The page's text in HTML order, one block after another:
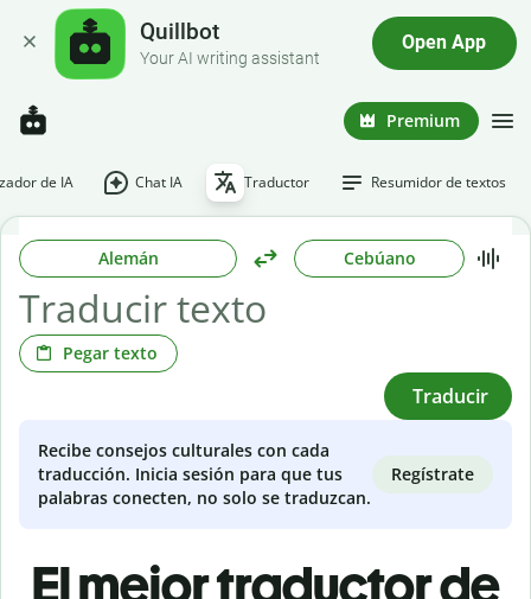
Quillbot
Your AI writing assistant
Open App
Premium
de IA Chat IA Traductor Resumidor de textos
Alemán Cebúano
Pegar texto
Traducir
Recibe consejos culturales con cada
traducción. Inicia sesión para que tus
palabras conecten, no solo se traduzcan.
Regístrate
El mejor traductor de